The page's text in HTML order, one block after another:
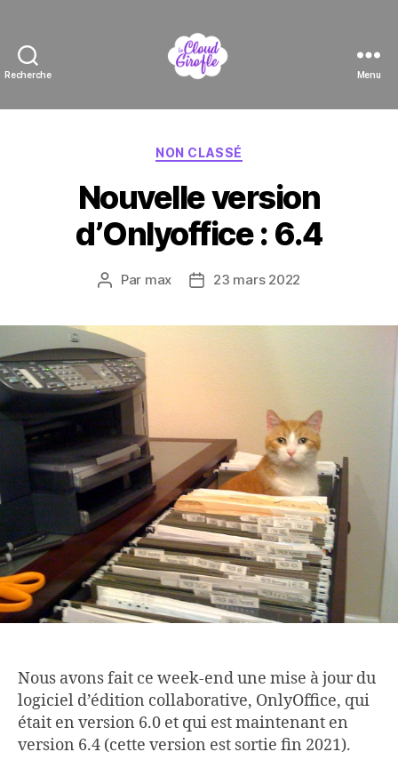
Recherche
Cloud
Menu
Catégories
NON CLASSÉ
Nouvelle version
d’Onlyoffice : 6.4
Auteur
Par max
Date23 mars 2022
Nous avons fait ce week-end une mise à jour du
logiciel d’édition collaborative, OnlyOffice, qui
était en version 6.0 et qui est maintenant en
version 6.4 (cette version est sortie fin 2021).